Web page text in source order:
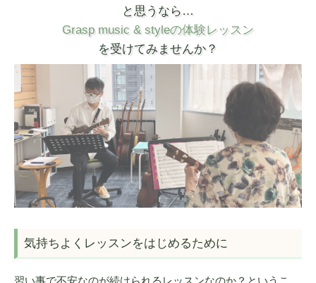
と思うなら…
Grasp music & styleの体験レッスン
を受けてみませんか？
気持ちよくレッスンをはじめるために